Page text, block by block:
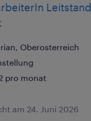
Leitstand
Oberosterreich
pro monat
am 24. Juni 2026